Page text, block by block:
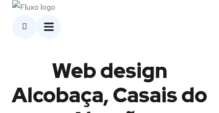
Web design
Alcobaça, Casais do